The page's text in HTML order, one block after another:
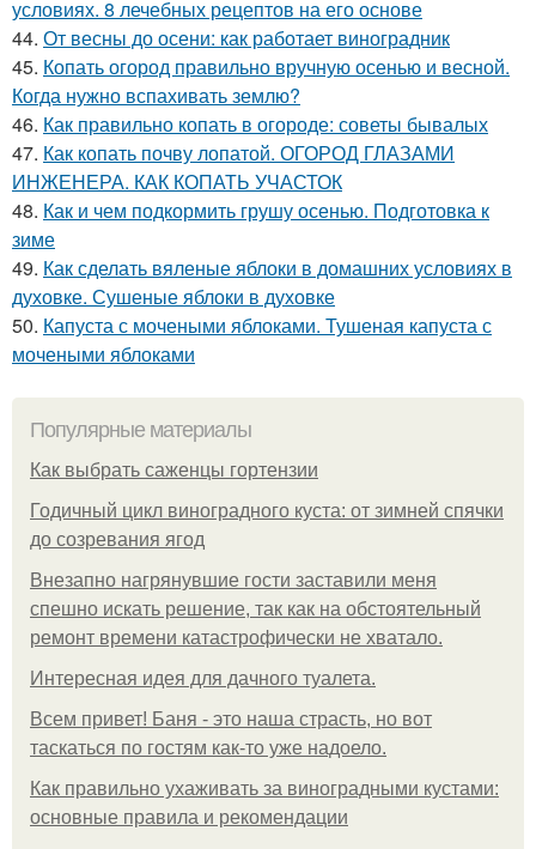
условиях. 8 лечебных рецептов на его основе
44. От весны до осени: как работает виноградник
45. Копать огород правильно вручную осенью и весной.
Когда нужно вспахивать землю?
46. Как правильно копать в огороде: советы бывалых
47. Как копать почву лопатой. ОГОРОД ГЛАЗАМИ
ИНЖЕНЕРА. КАК КОПАТЬ УЧАСТОК
48. Как и чем подкормить грушу осенью. Подготовка к
зиме
49. Как сделать вяленые яблоки в домашних условиях в
духовке. Сушеные яблоки в духовке
50. Капуста с мочеными яблоками. Тушеная капуста с
мочеными яблоками
Популярные материалы
Как выбрать саженцы гортензии
Годичный цикл виноградного куста: от зимней спячки
до созревания ягод
Внезапно нагрянувшие гости заставили меня
спешно искать решение, так как на обстоятельный
ремонт времени катастрофически не хватало.
Интересная идея для дачного туалета.
Всем привет! Баня - это наша страсть, но вот
таскаться по гостям как-то уже надоело.
Как правильно ухаживать за виноградными кустами:
основные правила и рекомендации